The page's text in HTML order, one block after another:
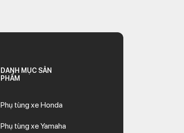
DANH MỤC SẢN
PHẨM
Phụ tùng xe Honda
Phụ tùng xe Yamaha